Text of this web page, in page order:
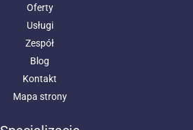
Oferty
Usługi
Zespół
Blog
Kontakt
Mapa strony